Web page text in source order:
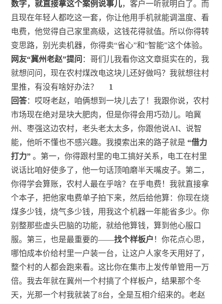
1111
数字，就直接拿这个案例说事儿，客户一听就明白了。而
且现在年轻人都吃这一套，你让他用手机就能调温度、看
电费，他觉得自己家里高级，这钱花得就值。所以你得转
变思路，别光卖机器，你得卖“省心”和“智能”这个体验。
网友“冀州老赵”提问 ：哥们儿我看你这文章挺实在的，我
就想问问，现在农村煤改电这块儿还好做吗？我就想往村
里推，有没有啥好办法？
回答：哎呀老赵，咱俩想到一块儿去了！我跟你说，农村
市场现在绝对是块大肥肉，但是你得会用巧劲儿。咱冀
州、枣强这边农村，老头老太太多，你跟他说AI、说智
能，他听不懂也不感兴趣。我摸索出来的路子就是“借力
打力” 。第一，你得跟村里的电工搞好关系，电工在村里
说话比咱好使多了，他一句话顶咱磨半天嘴皮子。第二，
你得学会算账，农村人最在乎啥？在乎电费！我就直接拿
个本子，把他家电费单子拍下来，然后给他算：你现在烧
煤多少钱，烧气多少钱，用我这个机器一年能省多少。你
别整那些虚头巴脑的功能，就给他算钱，算到他心服口
服。第三，也是最重要的——找个样板户 ！你花点心思，
哪怕成本价给村里一户装一台，让这户人家冬天用好了，
整个村的人都会跑来看。这比你在集市上发传单管用一万
倍。我去年就在冀州一个村搞了个样板户，结果那个冬
天，光那一个村我就装了8台，全是互相介绍来的。老赵